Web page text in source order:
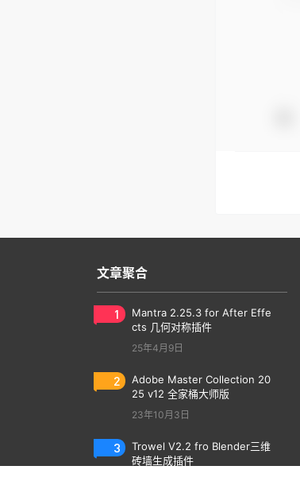
文章聚合
1
Mantra 2.25.3 for After Effe
cts 几何对称插件
25年4月9日
2
Adobe Master Collection 20
25 v12 全家桶大师版
23年10月3日
3
Trowel V2.2 fro Blender三维
砖墙生成插件